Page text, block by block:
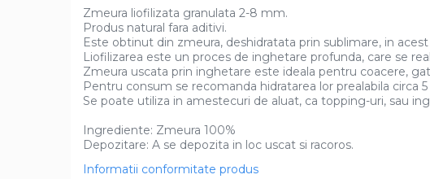
Aroma Vanilie
Aroma Lamaie
Crocant / Crumble
Lapte Condensat
Zmeura liofilizata granulata 2-8 mm.
Produs natural fara aditivi.
Este obtinut din zmeura, deshidratata prin sublimare, in
Liofilizarea este un proces de inghetare profunda, care se
Zmeura uscata prin inghetare este ideala pentru coacere,
Pentru consum se recomanda hidratarea lor prealabila circa
Se poate utiliza in amestecuri de aluat, ca topping-uri, sau
Ingrediente: Zmeura 100%
Depozitare: A se depozita in loc uscat si racoros.
Informatii conformitate produs